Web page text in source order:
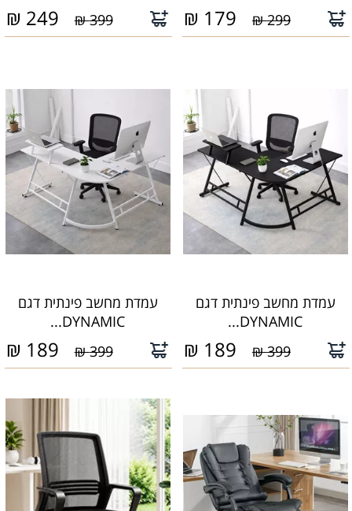
299 ₪
179
₪
399 ₪
249
₪
עמדת מחשב פינתית דגם
DYNAMIC...
399 ₪
189
₪
עמדת מחשב פינתית דגם
DYNAMIC...
399 ₪
189
₪